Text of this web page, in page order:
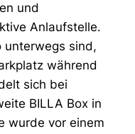
und
Anlaufstelle.
unterwegs sind,
während
sich bei
BILLA Box in
wurde vor einem